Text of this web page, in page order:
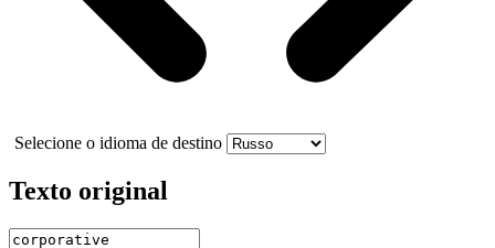
Selecione o idioma de destino
Texto original